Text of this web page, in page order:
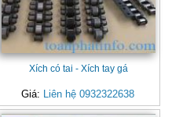
Xích có tai - Xích tay gá
Giá: Liên hệ 0932322638